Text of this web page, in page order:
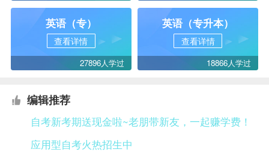
英语（专）
查看详情
27896人学过
英语（专升本）
查看详情
18866人学过
编辑推荐
自考新考期送现金啦~老朋带新友，一起赚学费！
应用型自考火热招生中